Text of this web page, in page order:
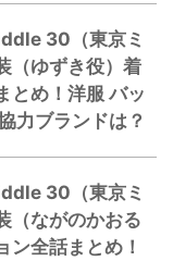
30（東京ミ
（ゆずき役）着
とめ！洋服 バッ
力ブランドは？
30（東京ミ
（ながのかおる
ン全話まとめ！